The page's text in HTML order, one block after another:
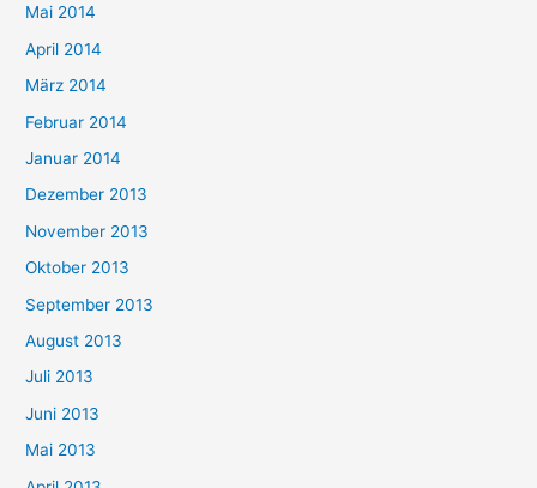
Mai 2014
April 2014
März 2014
Februar 2014
Januar 2014
Dezember 2013
November 2013
Oktober 2013
September 2013
August 2013
Juli 2013
Juni 2013
Mai 2013